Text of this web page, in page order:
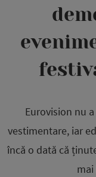
Eurovision nu
vestimentare, iar
încă o dată că